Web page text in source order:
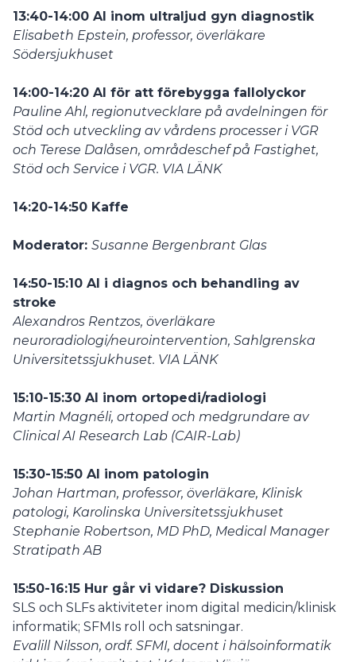
13:40-14:00 AI inom ultraljud gyn diagnostik
Elisabeth Epstein, professor, överläkare
Södersjukhuset
14:00-14:20 AI för att förebygga fallolyckor
Pauline Ahl, regionutvecklare på avdelningen för
Stöd och utveckling av vårdens processer i VGR
och Terese Dalåsen, områdeschef på Fastighet,
Stöd och Service i VGR. VIA LÄNK
14:20-14:50 Kaffe
Moderator: Susanne Bergenbrant Glas
14:50-15:10 AI i diagnos och behandling av
stroke
Alexandros Rentzos, överläkare
neuroradiologi/neurointervention, Sahlgrenska
Universitetssjukhuset. VIA LÄNK
15:10-15:30 AI inom ortopedi/radiologi
Martin Magnéli, ortoped och medgrundare av
Clinical AI Research Lab (CAIR-Lab)
15:30-15:50 AI inom patologin
Johan Hartman, professor, överläkare, Klinisk
patologi, Karolinska Universitetssjukhuset
Stephanie Robertson, MD PhD, Medical Manager
Stratipath AB
15:50-16:15 Hur går vi vidare? Diskussion
SLS och SLFs aktiviteter inom digital medicin/klinisk
informatik; SFMIs roll och satsningar.
Evalill Nilsson, ordf. SFMI, docent i hälsoinformatik